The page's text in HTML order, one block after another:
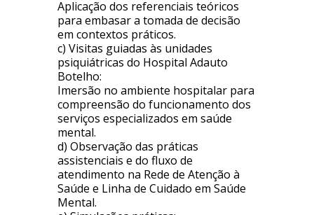
Aplicação dos referenciais teóricos
para embasar a tomada de decisão
em contextos práticos.
c) Visitas guiadas às unidades
psiquiátricas do Hospital Adauto
Botelho:
Imersão no ambiente hospitalar para
compreensão do funcionamento dos
serviços especializados em saúde
mental.
d) Observação das práticas
assistenciais e do fluxo de
atendimento na Rede de Atenção à
Saúde e Linha de Cuidado em Saúde
Mental.